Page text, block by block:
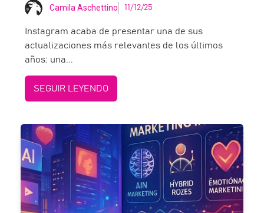
Camila Aschettino 11/12/25
Instagram acaba de presentar una de sus
actualizaciones más relevantes de los últimos
años: una...
SEGUIR LEYENDO